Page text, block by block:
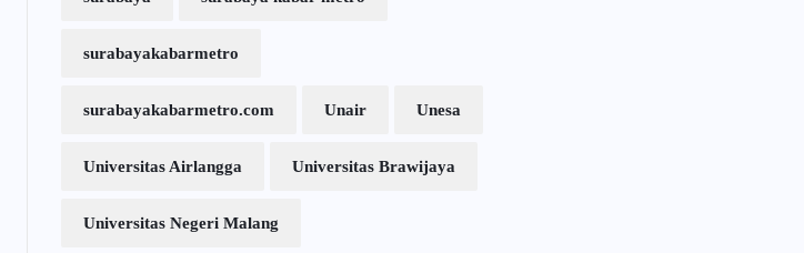
surabayakabarmetro
surabayakabarmetro.com Unair Unesa
Universitas Airlangga Universitas Brawijaya
Universitas Negeri Malang